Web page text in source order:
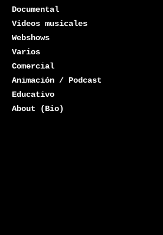
Miguelangelandia
Documental
Videos musicales
Webshows
Varios
Comercial
Animación / Podcast
Educativo
About (Bio)